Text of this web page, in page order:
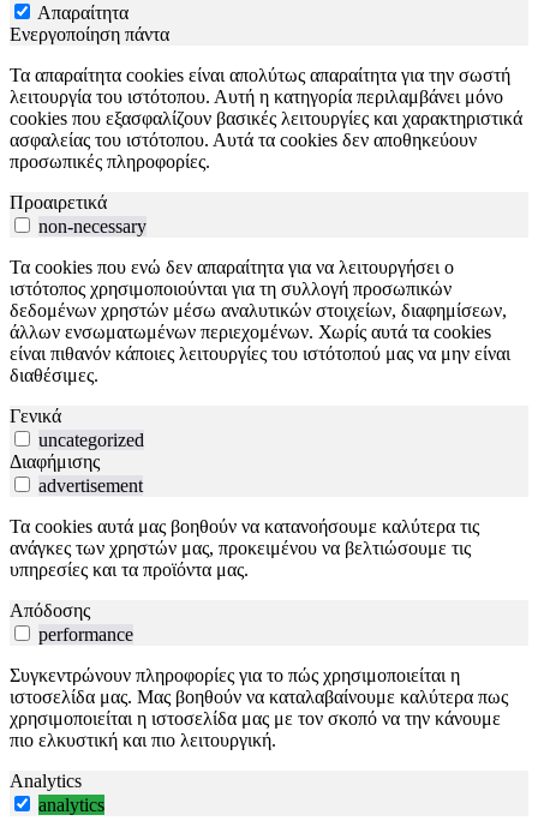
Απαραίτητα
Ενεργοποίηση πάντα
Τα απαραίτητα cookies είναι απολύτως απαραίτητα για την σωστή
λειτουργία του ιστότοπου. Αυτή η κατηγορία περιλαμβάνει μόνο
cookies που εξασφαλίζουν βασικές λειτουργίες και χαρακτηριστικά
ασφαλείας του ιστότοπου. Αυτά τα cookies δεν αποθηκεύουν
προσωπικές πληροφορίες.
Προαιρετικά
non-necessary
Τα cookies που ενώ δεν απαραίτητα για να λειτουργήσει ο
ιστότοπος χρησιμοποιούνται για τη συλλογή προσωπικών
δεδομένων χρηστών μέσω αναλυτικών στοιχείων, διαφημίσεων,
άλλων ενσωματωμένων περιεχομένων. Χωρίς αυτά τα cookies
είναι πιθανόν κάποιες λειτουργίες του ιστότοπού μας να μην είναι
διαθέσιμες.
Γενικά
uncategorized
Διαφήμισης
advertisement
Τα cookies αυτά μας βοηθούν να κατανοήσουμε καλύτερα τις
ανάγκες των χρηστών μας, προκειμένου να βελτιώσουμε τις
υπηρεσίες και τα προϊόντα μας.
Απόδοσης
performance
Συγκεντρώνουν πληροφορίες για το πώς χρησιμοποιείται η
ιστοσελίδα μας. Μας βοηθούν να καταλαβαίνουμε καλύτερα πως
χρησιμοποιείται η ιστοσελίδα μας με τον σκοπό να την κάνουμε
πιο ελκυστική και πιο λειτουργική.
Analytics
analytics